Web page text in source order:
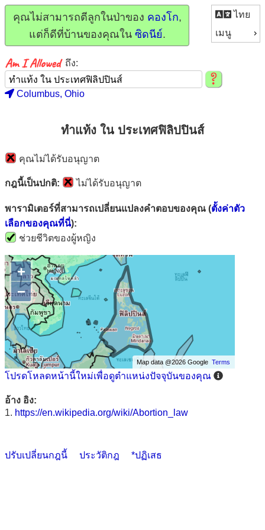
ไทย
เมนู
คุณไม่สามารถตีลูกในป่าของ คองโก,
แต่ก็ดีที่บ้านของคุณใน ซิดนีย์.
ถึง:
Columbus, Ohio
ทำแท้ง ใน ประเทศฟิลิปปินส์
คุณไม่ได้รับอนุญาต
กฎนี้เป็นปกติ: ไม่ได้รับอนุญาต
พารามิเตอร์ที่สามารถเปลี่ยนแปลงคำตอบของคุณ (ตั้งค่าตัว
เลือกของคุณที่นี่):
ช่วยชีวิตของผู้หญิง
+
−
Map data @2026 GoogleTerms
โปรดโหลดหน้านี้ใหม่เพื่อดูตำแหน่งปัจจุบันของคุณ
อ้าง อิง:
1. https://en.wikipedia.org/wiki/Abortion_law
ปรับเปลี่ยนกฎนี้ ประวัติกฎ *ปฏิเสธ